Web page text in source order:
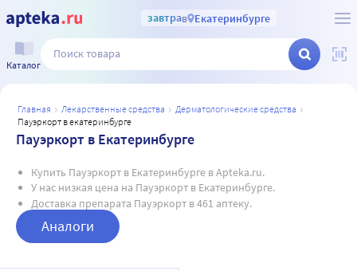
завтрав Екатеринбурге
Каталог
главная лекарственные средства
дерматологические средства
пауэркорт в екатеринбурге
Пауэркорт в Екатеринбурге
Купить Пауэркорт в Екатеринбурге в Apteka.ru.
У нас низкая цена на Пауэркорт в Екатеринбурге.
Доставка препарата Пауэркорт в 461 аптеку.
Аналоги